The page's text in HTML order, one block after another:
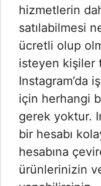
hizmetlerin
satılabilmesi
ücretli olup
isteyen kişiler
Instagram’da
için herhangi
gerek yoktur.
bir hesabı
hesabına
ürünlerinizin